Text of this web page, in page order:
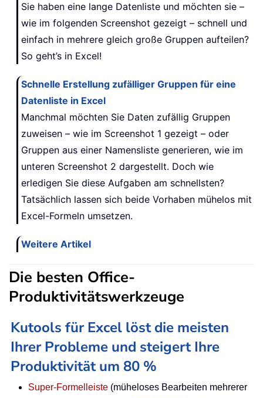
Sie haben eine lange Datenliste und möchten sie –
wie im folgenden Screenshot gezeigt – schnell und
einfach in mehrere gleich große Gruppen aufteilen?
So geht’s in Excel!
Schnelle Erstellung zufälliger Gruppen für eine
Datenliste in Excel
Manchmal möchten Sie Daten zufällig Gruppen
zuweisen – wie im Screenshot 1 gezeigt – oder
Gruppen aus einer Namensliste generieren, wie im
unteren Screenshot 2 dargestellt. Doch wie
erledigen Sie diese Aufgaben am schnellsten?
Tatsächlich lassen sich beide Vorhaben mühelos mit
Excel-Formeln umsetzen.
Weitere Artikel
Die besten Office-
Produktivitätswerkzeuge
Kutools für Excel löst die meisten
Ihrer Probleme und steigert Ihre
Produktivität um 80 %
Super-Formelleiste (müheloses Bearbeiten mehrerer